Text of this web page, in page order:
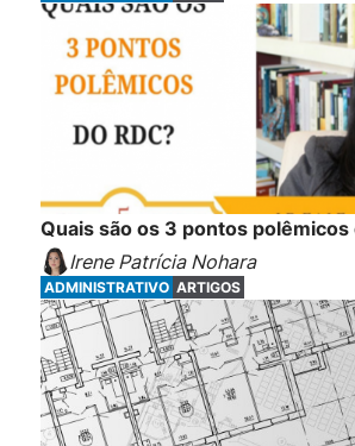
Quais são os 3 pontos polêmicos
Irene Patrícia Nohara
ADMINISTRATIVO ARTIGOS